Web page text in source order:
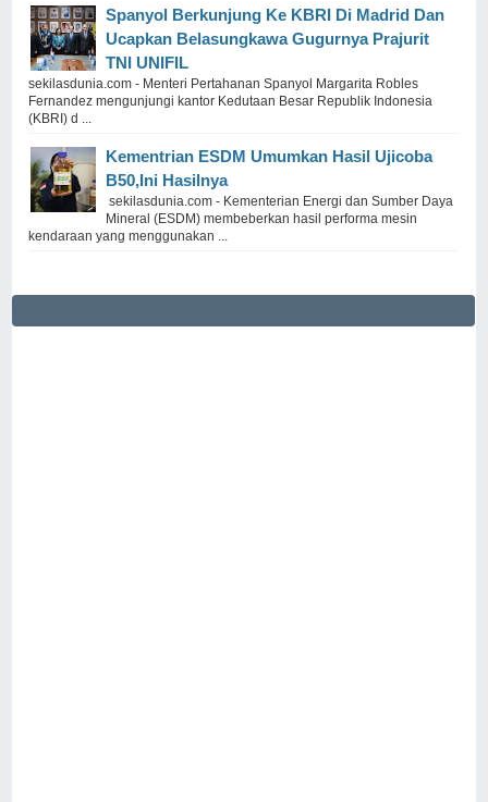
Spanyol Berkunjung Ke KBRI Di Madrid Dan
Ucapkan Belasungkawa Gugurnya Prajurit
TNI UNIFIL
sekilasdunia.com - Menteri Pertahanan Spanyol Margarita Robles
Fernandez mengunjungi kantor Kedutaan Besar Republik Indonesia
(KBRI) d ...
Kementrian ESDM Umumkan Hasil Ujicoba
B50,Ini Hasilnya
sekilasdunia.com - Kementerian Energi dan Sumber Daya
Mineral (ESDM) membeberkan hasil performa mesin
kendaraan yang menggunakan ...